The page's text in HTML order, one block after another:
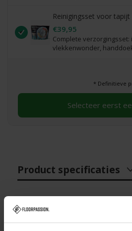
Reinigingsset voor
€39,95
Complete
vlekkenwonder,
* Definitieve
Selecteer eerst
Product specificaties
Specificaties